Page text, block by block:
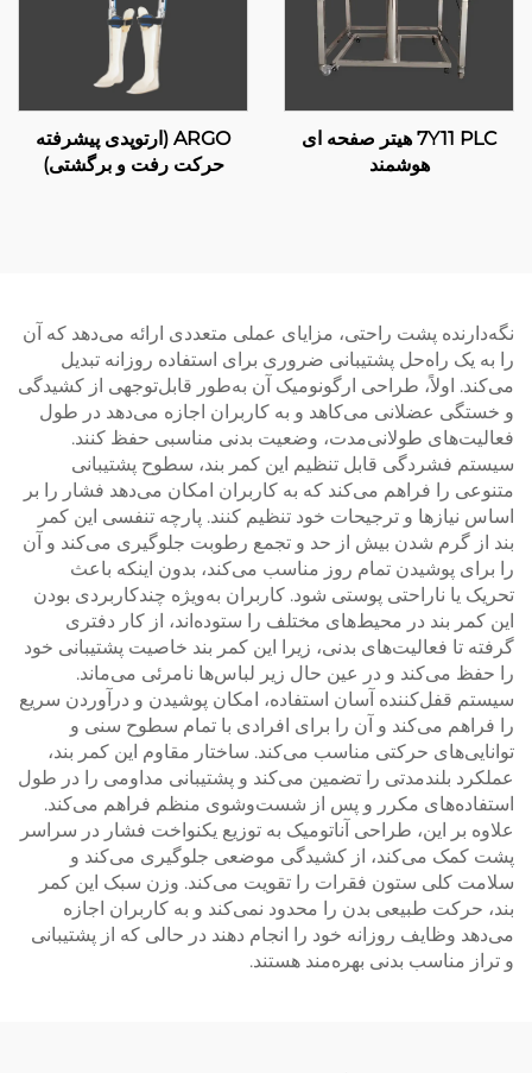
7Y11 PLC هیتر صفحه ای
هوشمند
ARGO (ارتوپدی پیشرفته
حرکت رفت و برگشتی)
نگه‌دارنده پشت راحتی، مزایای عملی متعددی ارائه می‌دهد که آن
را به یک راه‌حل پشتیبانی ضروری برای استفاده روزانه تبدیل
می‌کند. اولاً، طراحی ارگونومیک آن به‌طور قابل‌توجهی از کشیدگی
و خستگی عضلانی می‌کاهد و به کاربران اجازه می‌دهد در طول
فعالیت‌های طولانی‌مدت، وضعیت بدنی مناسبی حفظ کنند.
سیستم فشردگی قابل تنظیم این کمر بند، سطوح پشتیبانی
متنوعی را فراهم می‌کند که به کاربران امکان می‌دهد فشار را بر
اساس نیازها و ترجیحات خود تنظیم کنند. پارچه تنفسی این کمر
بند از گرم شدن بیش از حد و تجمع رطوبت جلوگیری می‌کند و آن
را برای پوشیدن تمام روز مناسب می‌کند، بدون اینکه باعث
تحریک یا ناراحتی پوستی شود. کاربران به‌ویژه چندکاربردی بودن
این کمر بند در محیط‌های مختلف را ستوده‌اند، از کار دفتری
گرفته تا فعالیت‌های بدنی، زیرا این کمر بند خاصیت پشتیبانی خود
را حفظ می‌کند و در عین حال زیر لباس‌ها نامرئی می‌ماند.
سیستم قفل‌کننده آسان استفاده، امکان پوشیدن و درآوردن سریع
را فراهم می‌کند و آن را برای افرادی با تمام سطوح سنی و
توانایی‌های حرکتی مناسب می‌کند. ساختار مقاوم این کمر بند،
عملکرد بلندمدتی را تضمین می‌کند و پشتیبانی مداومی را در طول
استفاده‌های مکرر و پس از شست‌وشوی منظم فراهم می‌کند.
علاوه بر این، طراحی آناتومیک به توزیع یکنواخت فشار در سراسر
پشت کمک می‌کند، از کشیدگی موضعی جلوگیری می‌کند و
سلامت کلی ستون فقرات را تقویت می‌کند. وزن سبک این کمر
بند، حرکت طبیعی بدن را محدود نمی‌کند و به کاربران اجازه
می‌دهد وظایف روزانه خود را انجام دهند در حالی که از پشتیبانی
و تراز مناسب بدنی بهره‌مند هستند.